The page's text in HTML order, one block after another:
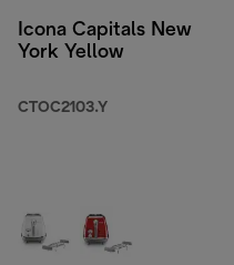
Icona Capitals New
York Yellow
CTOC2103.Y